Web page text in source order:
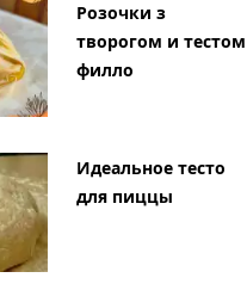
Розочки з
творогом и тестом
филло
Идеальное тесто
для пиццы